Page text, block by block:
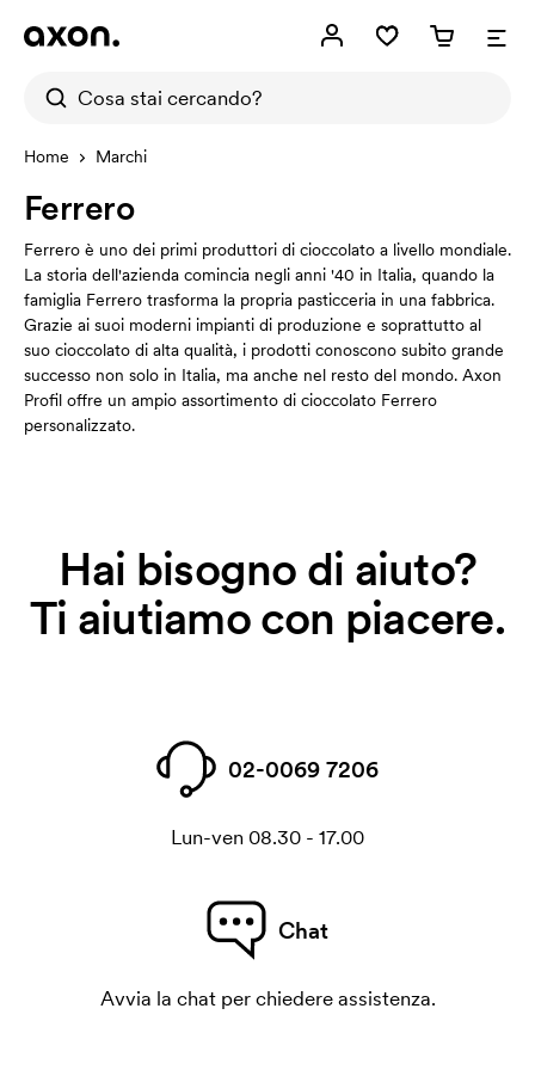
Home Marchi
Ferrero
Ferrero è uno dei primi produttori di cioccolato a livello mondiale.
La storia dell'azienda comincia negli anni '40 in Italia, quando la
famiglia Ferrero trasforma la propria pasticceria in una fabbrica.
Grazie ai suoi moderni impianti di produzione e soprattutto al
suo cioccolato di alta qualità, i prodotti conoscono subito grande
successo non solo in Italia, ma anche nel resto del mondo. Axon
Profil offre un ampio assortimento di cioccolato Ferrero
personalizzato.
Hai bisogno di aiuto?
Ti aiutiamo con piacere.
02-0069 7206
Lun-ven 08.30 - 17.00
Chat
Avvia la chat per chiedere assistenza.